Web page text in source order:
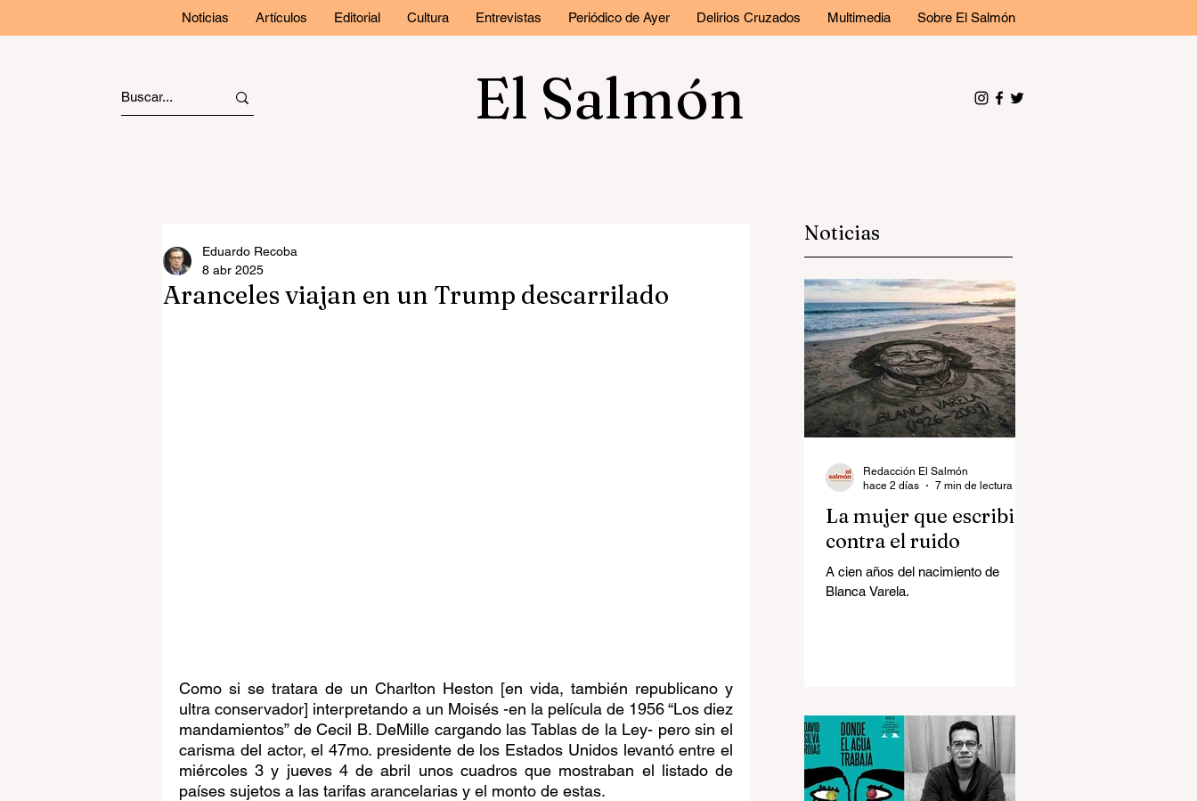
Noticias Artículos Editorial Cultura Entrevistas Periódico de Ayer Delirios Cruzados Multimedia Sobre El Salmón
El Salmón
Aranceles viajan en un Trump descarrilado
Eduardo Recoba
8 abr 2025
Como si se tratara de un Charlton Heston [en vida, también republicano y
ultra conservador] interpretando a un Moisés -en la película de 1956 “Los diez
mandamientos” de Cecil B. DeMille cargando las Tablas de la Ley- pero sin el
carisma del actor, el 47mo. presidente de los Estados Unidos levantó entre el
miércoles 3 y jueves 4 de abril unos cuadros que mostraban el listado de
países sujetos a las tarifas arancelarias y el monto de estas.
Noticias
La mujer que escribió
contra el ruido
A cien años del nacimiento de
Blanca Varela.
Redacción El Salmón
hace 2 días
7 min de lectura